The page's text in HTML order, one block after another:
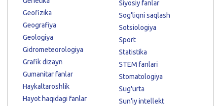
Geofizika
Geografiya
Geologiya
Gidrometeorologiya
Grafik dizayn
Gumanitar fanlar
Haykaltaroshlik
Hayot haqidagi fanlar
Siyosiy fanlar
Sog'liqni saqlash
Sotsiologiya
Sport
Statistika
STEM fanlari
Stomatologiya
Sug'urta
Sun'iy intellekt